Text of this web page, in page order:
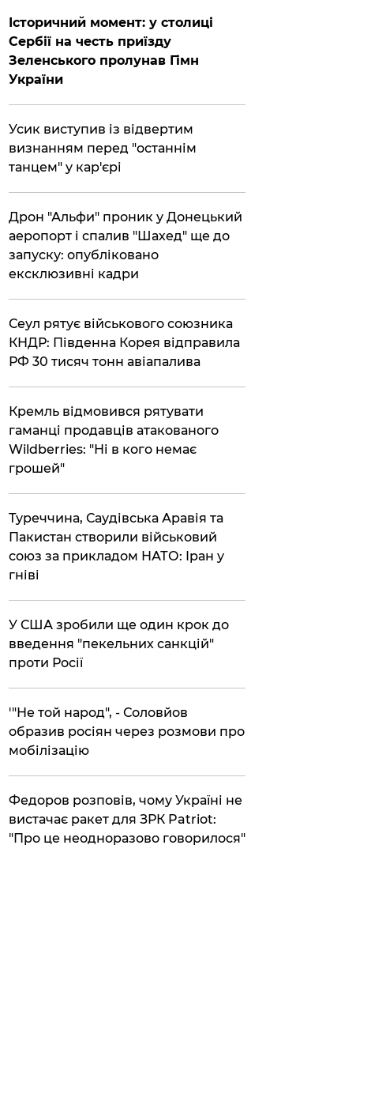
Історичний момент: у столиці
Сербії на честь приїзду
Зеленського пролунав Гімн
України
​Усик виступив із відвертим
визнанням перед "останнім
танцем" у кар'єрі
​Дрон "Альфи" проник у Донецький
аеропорт і спалив "Шахед" ще до
запуску: опубліковано
ексклюзивні кадри
​Сеул рятує військового союзника
КНДР: Південна Корея відправила
РФ 30 тисяч тонн авіапалива
​Кремль відмовився рятувати
гаманці продавців атакованого
Wildberries: "Ні в кого немає
грошей"
​Туреччина, Саудівська Аравія та
Пакистан створили військовий
союз за прикладом НАТО: Іран у
гніві
​У США зробили ще один крок до
введення "пекельних санкцій"
проти Росії
​'"Не той народ", - Соловйов
образив росіян через розмови про
мобілізацію
​Федоров розповів, чому Україні не
вистачає ракет для ЗРК Patriot:
"Про це неодноразово говорилося"